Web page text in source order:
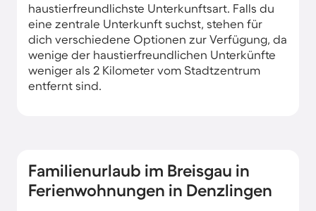
haustierfreundlichste Unterkunftsart. Falls du
eine zentrale Unterkunft suchst, stehen für
dich verschiedene Optionen zur Verfügung, da
wenige der haustierfreundlichen Unterkünfte
weniger als 2 Kilometer vom Stadtzentrum
entfernt sind.
Familienurlaub im Breisgau in
Ferienwohnungen in Denzlingen